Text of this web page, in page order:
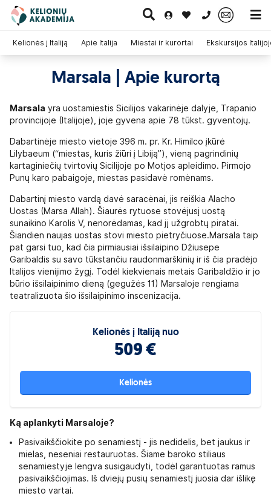
0 700 11007
Kelionės į Italiją Apie Italija Miestai ir kurortai Ekskursijos
Marsala | Apie kurortą
Marsala yra uostamiestis Sicilijos vakarinėje dalyje, Trapanio
provincijoje (Italijoje), joje gyvena apie 78 tūkst. gyventojų.
Dabartinėje miesto vietoje 396 m. pr. Kr. Himilco įkūrė
Lilybaeum (“miestas, kuris žiūri į Libiją”), vieną pagrindinių
kartaginiečių tvirtovių Sicilijoje po Motjos apleidimo. Pirmojo
Punų karo pabaigoje, miestas pasidavė romėnams.
Dabartinį miesto vardą davė saracėnai, jis reiškia Alacho
Uostas (Marsa Allah). Šiaurės rytuose stovėjusį uostą
sunaikino Karolis V, nenorėdamas, kad jį užgrobtų piratai.
Šiandien naujas uostas stovi miesto pietryčiuose.Marsala taip
pat garsi tuo, kad čia pirmiausiai išsilaipino Džiusepe
Garibaldis su savo tūkstančiu raudonmarškinių ir iš čia pradėjo
Italijos vienijimo žygį. Todėl kiekvienais metais Garibaldžio ir jo
būrio išsilaipinimo dieną (gegužės 11) Marsaloje rengiama
teatralizuota šio išsilaipinimo inscenizacija.
Kelionės į Italiją nuo
509 €
Kelionės
Ką aplankyti Marsaloje?
Pasivaikščiokite po senamiestį - jis nedidelis, bet jaukus ir
mielas, neseniai restauruotas. Šiame baroko stiliaus
senamiestyje lengva susigaudyti, todėl garantuotas ramus
pasivaikščiojimas. Iš dviejų pusių senamiestį juosia dar išlikę
miesto vartai.